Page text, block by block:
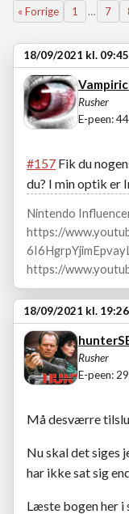
« Forrige 1 … 7
18/09/2021 kl. 09:45
Rusher
E-peen:
#157 Fik du
du? I min optik er
Nintendo
https://
https://
18/09/2021 kl. 19:26
Rusher
E-peen:
Må desværre
Nu skal det siges
har ikke sat sig
Læste bogen her i